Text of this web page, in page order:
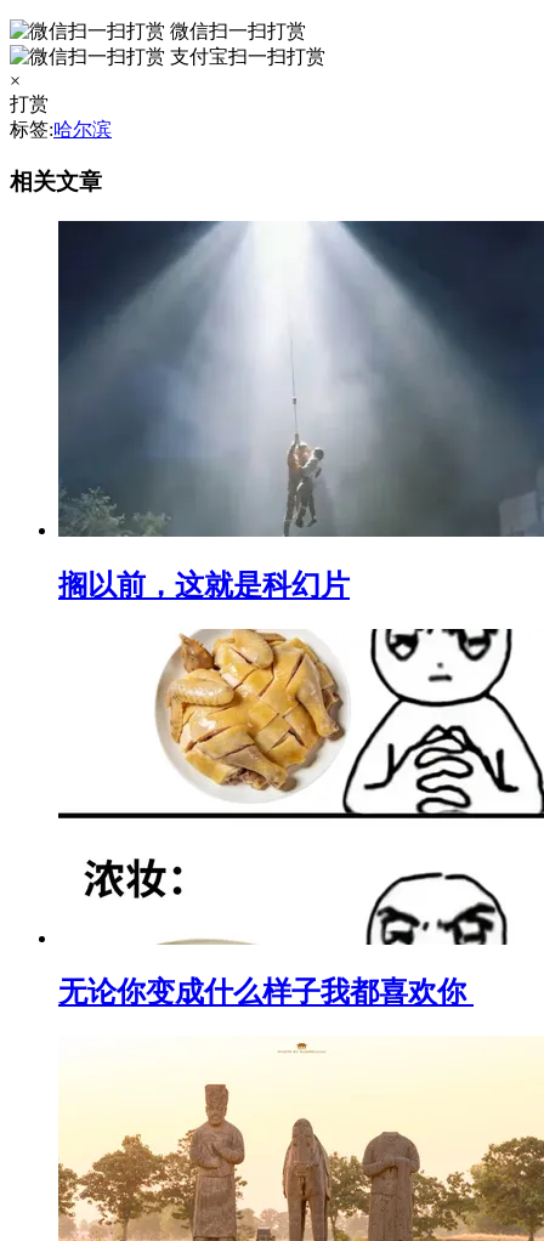
微信扫一扫打赏
支付宝扫一扫打赏
×
打赏
标签:哈尔滨
相关文章
搁以前，这就是科幻片
无论你变成什么样子我都喜欢你 ​​​